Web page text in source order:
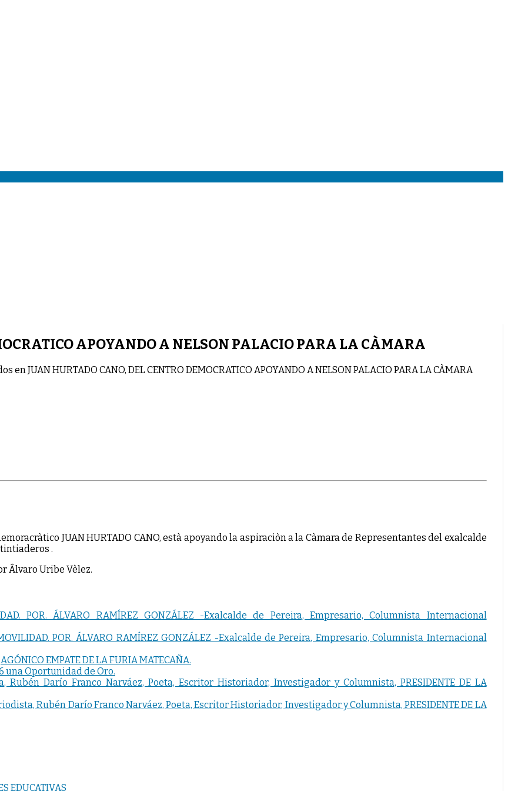
APOYANDO A NELSON PALACIO PARA LA CÀMARA
en JUAN HURTADO CANO, DEL CENTRO DEMOCRATICO APOYANDO A NELSON PALACIO PARA LA CÀMARA
JUAN HURTADO CANO, està apoyando la aspiraciòn a la Càmara de Representantes del exalcalde
.
Âlvaro Uribe Vèlez.
MOVILIDAD. POR. ÁLVARO RAMÍREZ GONZÁLEZ -Exalcalde de Pereira, Empresario, Columnista Internacional
AGÓNICO EMPATE DE LA FURIA MATECAÑA.
una Oportunidad de Oro.
Rubén Darío Franco Narváez, Poeta, Escritor Historiador, Investigador y Columnista, PRESIDENTE DE LA
EDUCATIVAS